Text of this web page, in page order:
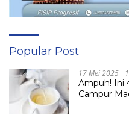
Popular Post
17 Mei 2025
Ampuh! Ini
Campur